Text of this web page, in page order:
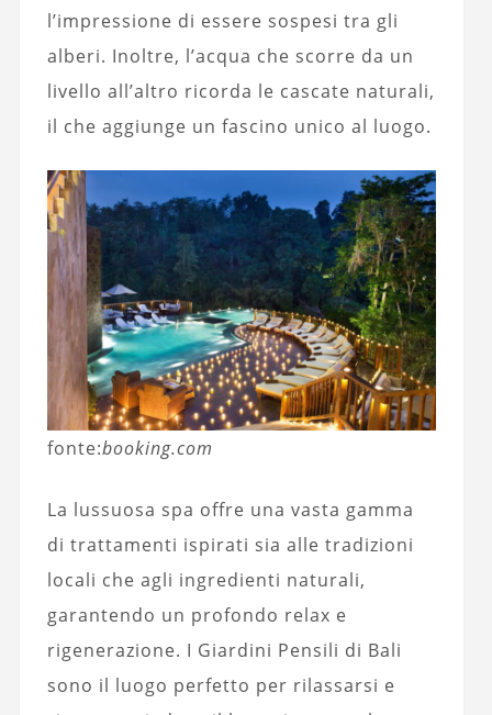
l’impressione di essere sospesi tra gli
alberi. Inoltre, l’acqua che scorre da un
livello all’altro ricorda le cascate naturali,
il che aggiunge un fascino unico al luogo.
fonte:booking.com
La lussuosa spa offre una vasta gamma
di trattamenti ispirati sia alle tradizioni
locali che agli ingredienti naturali,
garantendo un profondo relax e
rigenerazione. I Giardini Pensili di Bali
sono il luogo perfetto per rilassarsi e